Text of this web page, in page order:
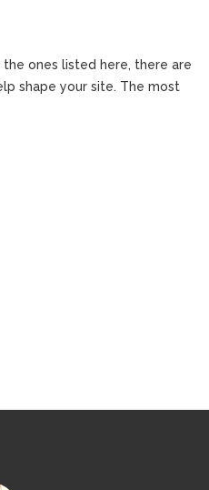
ones listed here, there are
shape your site. The most